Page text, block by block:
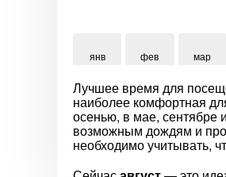
янв фев мар
Лучшее время для
наиболее комфортная
осенью, в мае, сентябре
возможным дождям и
необходимо учитывать,